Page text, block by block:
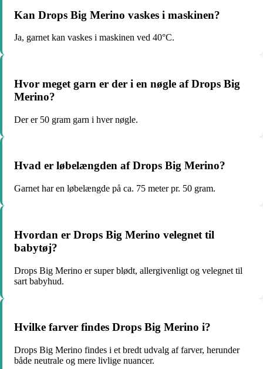
Kan Drops Big Merino vaskes i maskinen?
Ja, garnet kan vaskes i maskinen ved 40°C.
Hvor meget garn er der i en nøgle af Drops Big
Merino?
Der er 50 gram garn i hver nøgle.
Hvad er løbelængden af Drops Big Merino?
Garnet har en løbelængde på ca. 75 meter pr. 50 gram.
Hvordan er Drops Big Merino velegnet til
babytøj?
Drops Big Merino er super blødt, allergivenligt og velegnet til
sart babyhud.
Hvilke farver findes Drops Big Merino i?
Drops Big Merino findes i et bredt udvalg af farver, herunder
både neutrale og mere livlige nuancer.